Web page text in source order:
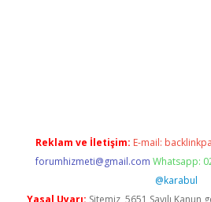
Reklam ve İletişim: E-mail:
forumhizmeti@gmail.com Whatsapp:
@karabul
Yasal Uyarı: Sitemiz, 5651 Sayılı